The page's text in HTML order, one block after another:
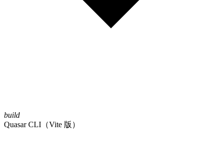
build
Quasar CLI（Vite 版）